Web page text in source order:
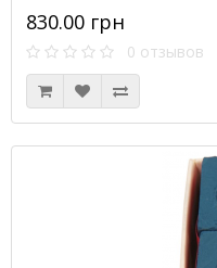
830.00 грн
0 отзывов